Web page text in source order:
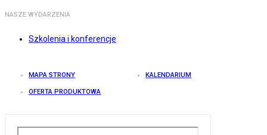
NASZE WYDARZENIA
Szkolenia i konferencje
MAPA STRONY KALENDARIUM
OFERTA PRODUKTOWA